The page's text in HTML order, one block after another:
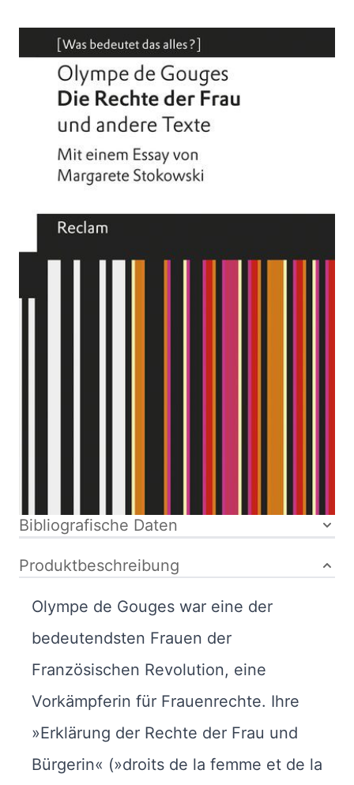
Die Rechte der Frau
und andere Texte
Mit einem Essay von Margarete Stokowski
Von
Bibliografische Daten
Produktbeschreibung
Olympe de Gouges war eine der
bedeutendsten Frauen der
Französischen Revolution, eine
Vorkämpferin für Frauenrechte. Ihre
»Erklärung der Rechte der Frau und
Bürgerin« (»droits de la femme et de la